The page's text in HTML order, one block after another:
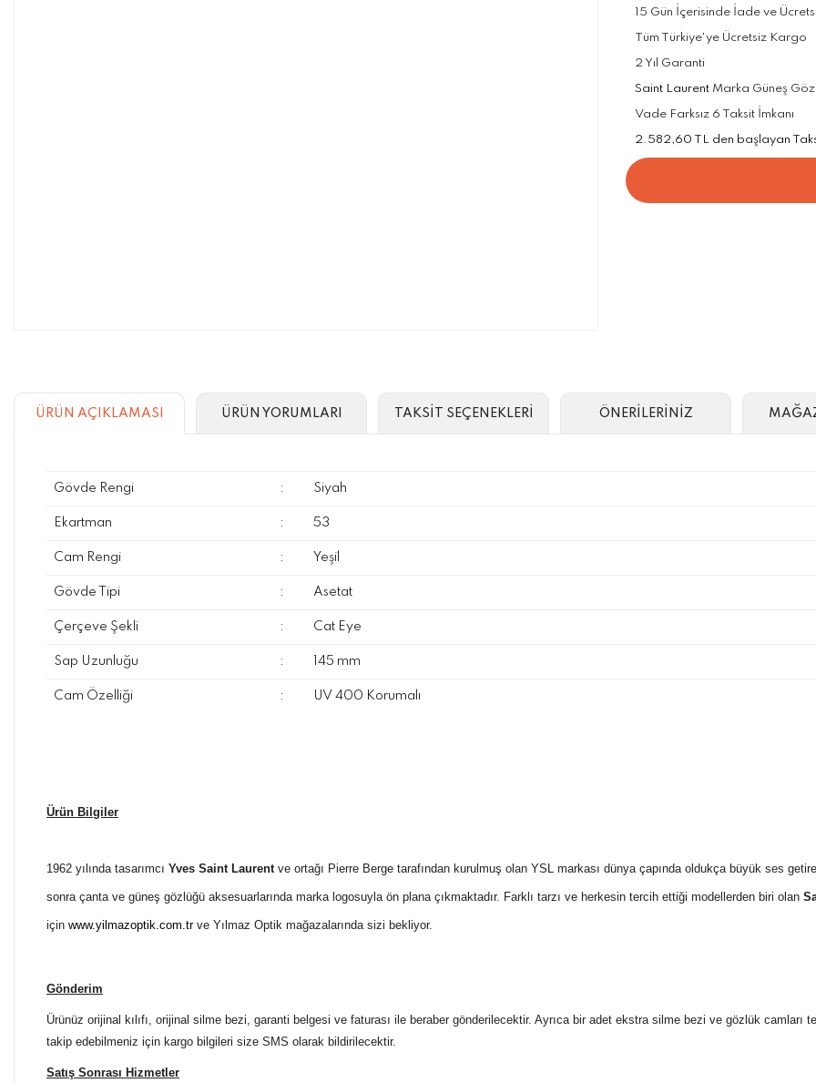
15 Gün İçerisinde İade ve
Tüm Türkiye'ye Ücretsiz Kargo
2 Yıl Garanti
Saint Laurent Marka Güneş
Vade Farksız 6 Taksit İmkanı
2.582,60 TL den başlayan
ÜRÜN AÇIKLAMASI ÜRÜN YORUMLARI TAKSİT SEÇENEKLERİ ÖNERİLERİNİZ
Gövde Rengi : Siyah
Ekartman : 53
Cam Rengi : Yeşil
Gövde Tipi : Asetat
Çerçeve Şekli : Cat Eye
Sap Uzunluğu : 145 mm
Cam Özelliği : UV 400 Korumalı
Ürün Bilgiler
1962 yılında tasarımcı Yves Saint Laurent ve ortağı Pierre Berge tarafından kurulmuş olan YSL markası dünya çapında oldukça büyük ses
sonra çanta ve güneş gözlüğü aksesuarlarında marka logosuyla ön plana çıkmaktadır. Farklı tarzı ve herkesin tercih ettiği modellerden biri olan
için www.yilmazoptik.com.trve Yılmaz Optik mağazalarında sizi bekliyor.
Gönderim
Ürünüz orijinal kılıfı, orijinal silme bezi, garanti belgesi ve faturası ile beraber gönderilecektir. Ayrıca bir adet ekstra silme bezi ve gözlük
takip edebilmeniz için kargo bilgileri size SMS olarak bildirilecektir.
Satış Sonrası Hizmetler